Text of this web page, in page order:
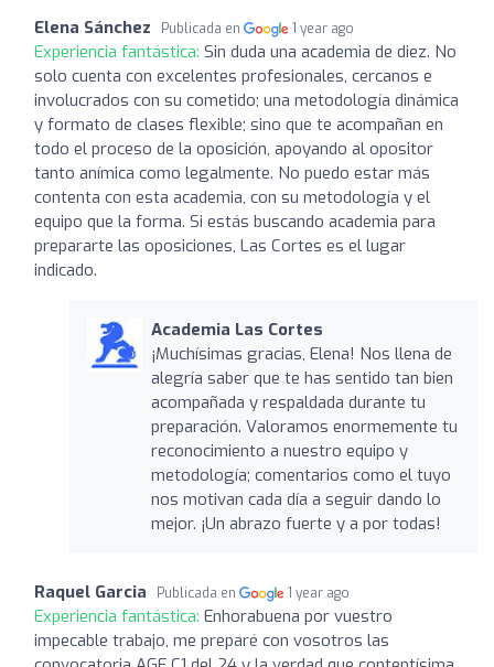
Elena Sánchez Publicada en 1 year ago
Experiencia fantástica: Sin duda una academia de diez. No
solo cuenta con excelentes profesionales, cercanos e
involucrados con su cometido; una metodología dinámica
y formato de clases flexible; sino que te acompañan en
todo el proceso de la oposición, apoyando al opositor
tanto anímica como legalmente. No puedo estar más
contenta con esta academia, con su metodología y el
equipo que la forma. Si estás buscando academia para
prepararte las oposiciones, Las Cortes es el lugar
indicado.
Academia Las Cortes
¡Muchísimas gracias, Elena! Nos llena de
alegría saber que te has sentido tan bien
acompañada y respaldada durante tu
preparación. Valoramos enormemente tu
reconocimiento a nuestro equipo y
metodología; comentarios como el tuyo
nos motivan cada día a seguir dando lo
mejor. ¡Un abrazo fuerte y a por todas!
Raquel Garcia Publicada en 1 year ago
Experiencia fantástica: Enhorabuena por vuestro
impecable trabajo, me preparé con vosotros las